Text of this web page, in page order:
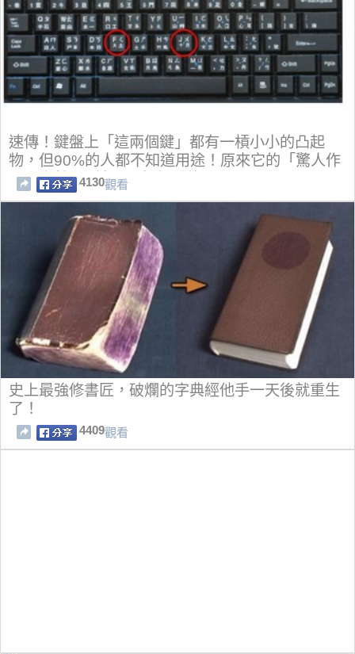
速傳！鍵盤上「這兩個鍵」都有一槓小小的凸起
物，但90%的人都不知道用途！原來它的「驚人作
用」竟然是...連工程師都看傻了！
4130觀看
史上最強修書匠，破爛的字典經他手一天後就重生
了！
4409觀看